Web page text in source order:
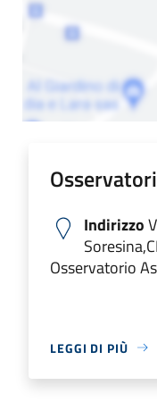
Indirizzo
Osservatorio
LEGGI DI PIÙ